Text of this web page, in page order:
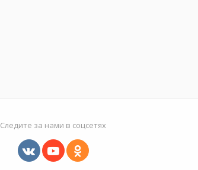
Следите за нами в соцсетях